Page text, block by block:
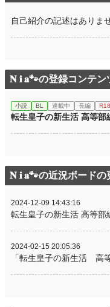
自己紹介の記述はありま
𝐍 𝐢 𝐚🐾の登録コンテン
小説 BL 連載中 長編 R18
転生皇子の新生活 高等部
𝐍 𝐢 𝐚🐾の近況ボードの
2024-12-09 14:43:16
転生皇子の新生活 高等部
2024-02-15 20:05:36
「転生皇子の新生活 高